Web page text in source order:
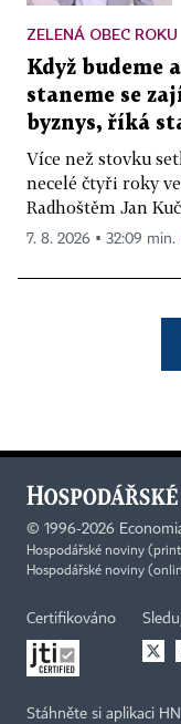
ZELENÁ OBEC ROKU
Když budeme
staneme se
byznys, říká
Více než stovku
necelé čtyři roky
Radhoštěm Jan
7. 8. 2026 ▪ 32:09 min.
© 1996-2026
Hospodářské noviny
Hospodářské noviny
Certifikováno
Stáhněte si aplikaci HN